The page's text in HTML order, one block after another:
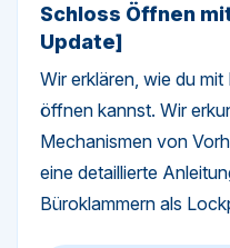
Schloss Öffnen
Update]
Wir erklären, wie du
öffnen kannst. Wir
Mechanismen von
eine detaillierte
Büroklammern als